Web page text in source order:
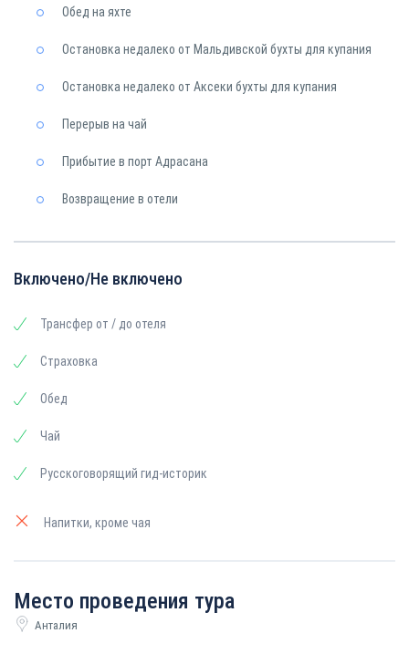
Обед на яхте
Остановка недалеко от Мальдивской бухты для купания
Остановка недалеко от Аксеки бухты для купания
Перерыв на чай
Прибытие в порт Адрасана
Возвращение в отели
Включено/Не включено
Трансфер от / до отеля
Страховка
Обед
Чай
Русскоговорящий гид-историк
Напитки, кроме чая
Место проведения тура
Анталия